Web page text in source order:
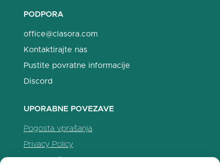
PODPORA
office@clasora.com
Kontaktirajte nas
Pustite povratne informacije
Discord
UPORABNE POVEZAVE
Pogosta vprašanja
Privacy Policy